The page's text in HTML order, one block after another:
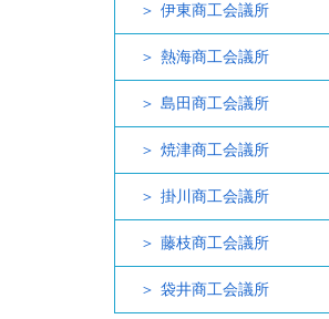
伊東商工会議所
熱海商工会議所
島田商工会議所
焼津商工会議所
掛川商工会議所
藤枝商工会議所
袋井商工会議所